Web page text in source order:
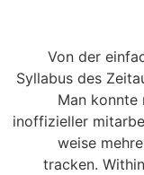
Von der
Syllabus des
Man konnte
inoffizieller
weise
tracken.